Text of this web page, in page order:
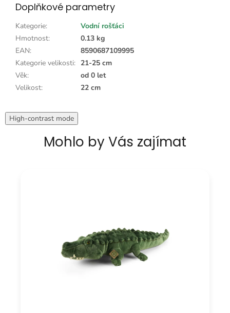
Doplňkové parametry
Kategorie:
Vodní rošťáci
Hmotnost:
0.13 kg
EAN:
8590687109995
Kategorie velikosti: 21-25 cm
Věk:
od 0 let
Velikost: 22 cm
High-contrast mode
Mohlo by Vás zajímat